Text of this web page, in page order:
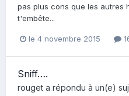
pas plus cons que les autres
t'embête...
le 4 novembre 2015
Sniff….
rouget a répondu à un(e)